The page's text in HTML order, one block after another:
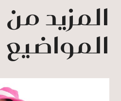
المزيد من
المواضيع